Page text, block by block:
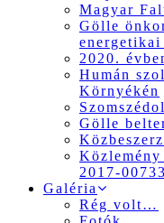
Magyar
Gölle
energetikai
2020.
Humán
Környékén
Gölle
2017-
Galéria
Rég volt…